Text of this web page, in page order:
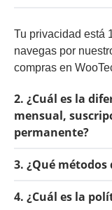
Tu privacidad está
navegas por
compras en
2. ¿Cuál es la
mensual,
permanente?
3. ¿Qué métodos
4. ¿Cuál es la